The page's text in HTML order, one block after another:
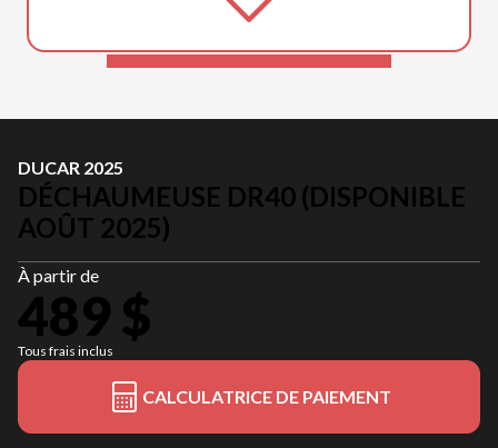
DUCAR 2025
DÉCHAUMEUSE DR40 (DISPONIBLE
AOÛT 2025)
À partir de
489 $
Tous frais inclus
CALCULATRICE DE PAIEMENT